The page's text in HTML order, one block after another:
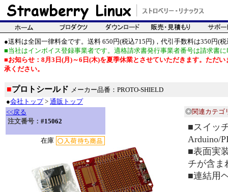
●送料は全国一律料金です。送料 650円(税込715円)，代引手数料は350円(税
■当社はインボイス登録事業者です。適格請求書発行事業者番号は請求書
■お知らせ：8月3日(月)～6日(木)を夏季休業とさせていただきます。ただ
承ください。
■プロトシールド メーカー品番：PROTO-SHIELD
●会社トップ> 通販トップ
<<戻る
注文番号： #15062
在庫
◎関連カテゴ
■スイッ
Arduino/
■表面実
チが含ま
■連結用